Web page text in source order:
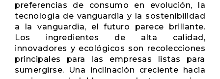
preferencias de consumo en evolución, la
tecnología de vanguardia y la sostenibilidad
a la vanguardia, el futuro parece brillante.
Los ingredientes de alta calidad,
innovadores y ecológicos son recolecciones
principales para las empresas listas para
sumergirse. Una inclinación creciente hacia